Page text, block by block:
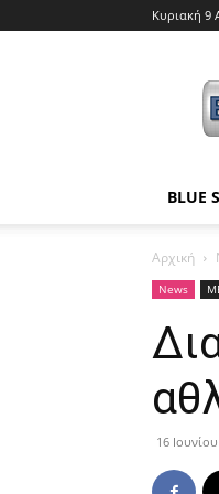
Κυριακή 9
BLUE
Αρχική
News
16